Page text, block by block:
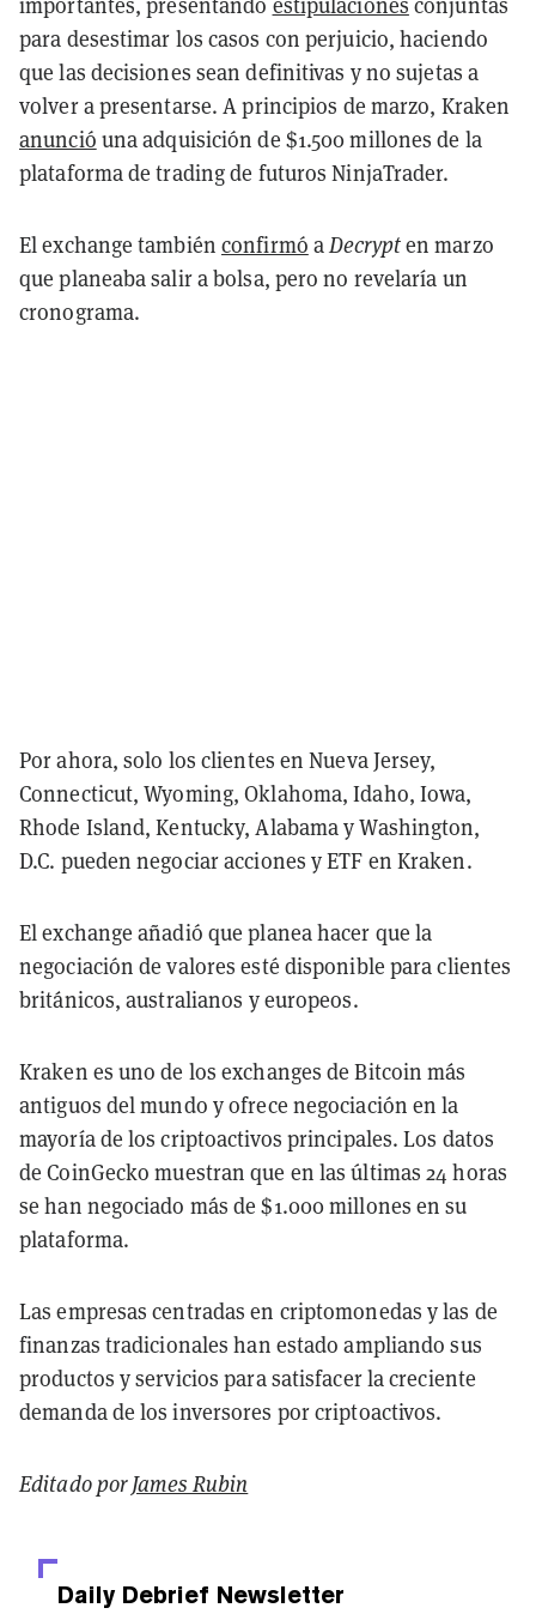
para desestimar los casos con perjuicio, haciendo
que las decisiones sean definitivas y no sujetas a
volver a presentarse. A principios de marzo, Kraken
anunció una adquisición de $1.500 millones de la
plataforma de trading de futuros NinjaTrader.
El exchange tambiénconfirmó aDecrypten marzo
que planeaba salir a bolsa, pero no revelaría un
cronograma.
Por ahora, solo los clientes en Nueva Jersey,
Connecticut, Wyoming, Oklahoma, Idaho, Iowa,
Rhode Island, Kentucky, Alabama y Washington,
D.C. pueden negociar acciones y ETF en Kraken.
El exchange añadió que planea hacer que la
negociación de valores esté disponible para clientes
británicos, australianos y europeos.
Kraken es uno de los exchanges de Bitcoin más
antiguos del mundo y ofrece negociación en la
mayoría de los criptoactivos principales. Los datos
de CoinGecko muestran que en las últimas 24 horas
se han negociado más de $1.000 millones en su
plataforma.
Las empresas centradas en criptomonedas y las de
finanzas tradicionales han estado ampliando sus
productos y servicios para satisfacer la creciente
demanda de los inversores por criptoactivos.
Editado porJames Rubin
Daily Debrief Newsletter